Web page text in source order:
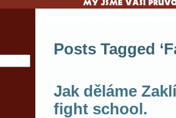
Posts Tagged
Jak děláme
fight school.